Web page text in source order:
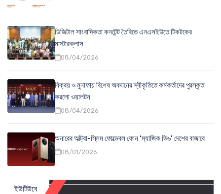
ডিজিটাল সাংবাদিকতা কনটেন্ট তৈরিতে এনএসইউতে টিকটকের
মাস্টারক্লাস
08/04/2026
বিক্রয় ও মুনাফায় বিশেষ অবদানের স্বীকৃতিতে কর্মকর্তাদের পুরস্কৃত
করলো ওয়ালটন
08/04/2026
অনারের আল্ট্রা-স্লিম ফোল্ডেবল ফোন ‘ম্যাজিক ভি৬’ দেশের বাজারে
08/01/2026
ইউটিউবে